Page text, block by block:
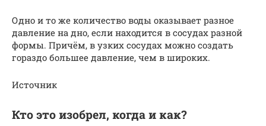
Одно и то же количество воды оказывает разное
давление на дно, если находится в сосудах разной
формы. Причём, в узких сосудах можно создать
гораздо большее давление, чем в широких.
Источник
Кто это изобрел, когда и как?